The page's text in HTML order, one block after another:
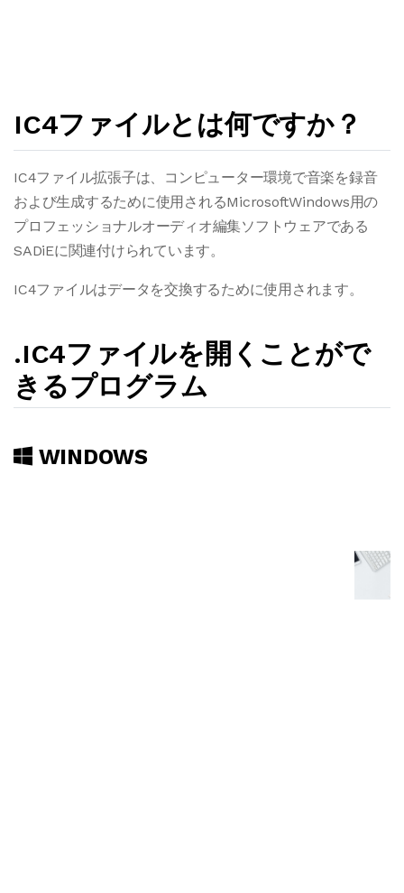
IC4ファイルとは何ですか？
IC4ファイル拡張子は、コンピューター環境で音楽を録音
および生成するために使用されるMicrosoftWindows用の
プロフェッショナルオーディオ編集ソフトウェアである
SADiEに関連付けられています。
IC4ファイルはデータを交換するために使用されます。
.IC4ファイルを開くことがで
きるプログラム
WINDOWS